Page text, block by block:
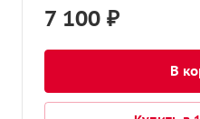
7 100 ₽
В